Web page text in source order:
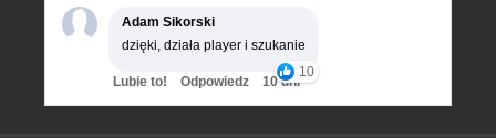
Adam Sikorski
dzięki, działa player i szukanie
10
Lubie to! Odpowiedz 10 dni